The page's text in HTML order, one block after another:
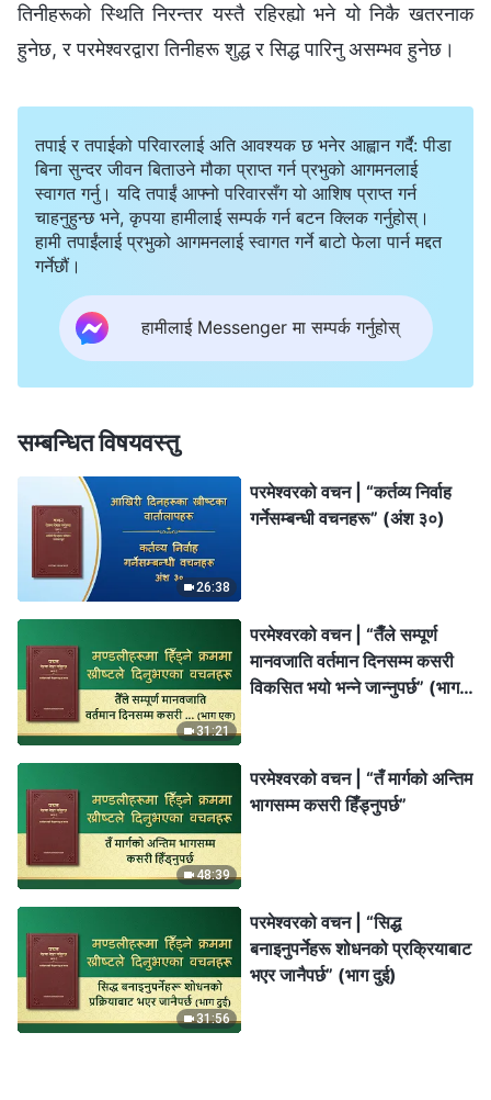
तिनीहरूको स्थिति निरन्तर यस्तै रहिरह्यो भने यो निकै खतरनाक
हुनेछ, र परमेश्‍वरद्वारा तिनीहरू शुद्ध र सिद्ध पारिनु असम्भव हुनेछ।
तपाई र तपाईको परिवारलाई अति आवश्यक छ भनेर आह्वान गर्दै: पीडा
बिना सुन्दर जीवन बिताउने मौका प्राप्त गर्न प्रभुको आगमनलाई
स्वागत गर्नु। यदि तपाईं आफ्नो परिवारसँग यो आशिष प्राप्त गर्न
चाहनुहुन्छ भने, कृपया हामीलाई सम्पर्क गर्न बटन क्लिक गर्नुहोस्।
हामी तपाईंलाई प्रभुको आगमनलाई स्वागत गर्ने बाटो फेला पार्न मद्दत
गर्नेछौं।
हामीलाई Messenger मा सम्पर्क गर्नुहोस्
सम्बन्धित विषयवस्तु
26:38
परमेश्‍वरको वचन | “कर्तव्य निर्वाह
गर्नेसम्बन्धी वचनहरू” (अंश ३०)
31:21
परमेश्‍वरको वचन | “तैँले सम्पूर्ण
मानवजाति वर्तमान दिनसम्म कसरी
विकसित भयो भन्ने जान्‍नुपर्छ” (भाग
48:39
परमेश्‍वरको वचन | “तँ मार्गको अन्तिम
भागसम्म कसरी हिँड्नुपर्छ”
31:56
परमेश्‍वरको वचन | “सिद्ध
बनाइनुपर्नेहरू शोधनको प्रक्रियाबाट
भएर जानैपर्छ” (भाग दुई)